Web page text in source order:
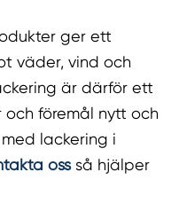
ger ett
väder, vind och
är därför ett
föremål nytt och
lackering i
ossså hjälper